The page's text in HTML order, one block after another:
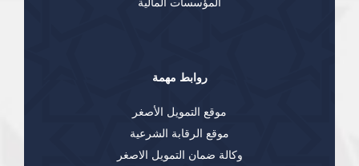
روابط مهمة
موقع التمويل الأصغر
موقع الرقابة الشرعية
وكالة ضمان التمويل الاصغر